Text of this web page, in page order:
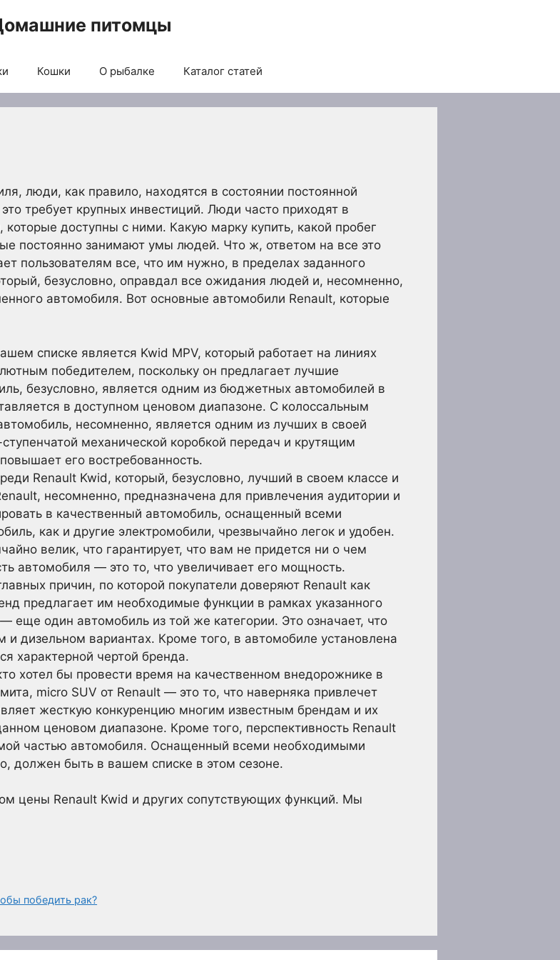
питомцы
Кошки О рыбалке Каталог статей
люди, как правило, находятся в состоянии постоянной
требует крупных инвестиций. Люди часто приходят в
доступны с ними. Какую марку купить, какой пробег
постоянно занимают умы людей. Что ж, ответом на все это
пользователям все, что им нужно, в пределах заданного
безусловно, оправдал все ожидания людей и, несомненно,
автомобиля. Вот основные автомобили Renault, которые
списке является Kwid MPV, который работает на линиях
победителем, поскольку он предлагает лучшие
безусловно, является одним из бюджетных автомобилей в
в доступном ценовом диапазоне. С колоссальным
несомненно, является одним из лучших в своей
механической коробкой передач и крутящим
его востребованность.
Renault Kwid, который, безусловно, лучший в своем классе и
несомненно, предназначена для привлечения аудитории и
в качественный автомобиль, оснащенный всеми
как и другие электромобили, чрезвычайно легок и удобен.
велик, что гарантирует, что вам не придется ни о чем
автомобиля — это то, что увеличивает его мощность.
причин, по которой покупатели доверяют Renault как
предлагает им необходимые функции в рамках указанного
один автомобиль из той же категории. Это означает, что
и дизельном вариантах. Кроме того, в автомобиле установлена
характерной чертой бренда.
хотел бы провести время на качественном внедорожнике в
micro SUV от Renault — это то, что наверняка привлечет
жесткую конкуренцию многим известным брендам и их
ценовом диапазоне. Кроме того, перспективность Renault
частью автомобиля. Оснащенный всеми необходимыми
должен быть в вашем списке в этом сезоне.
цены Renault Kwid и других сопутствующих функций. Мы
победить рак?